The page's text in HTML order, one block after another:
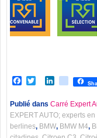
Facebook
TwitterLinkedIn
viadeo
Publié dans Carré Expert
EXPERT AUTO; experts
berlines, BMW, BMW M4,